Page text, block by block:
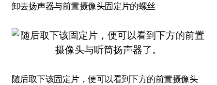
卸去扬声器与前置摄像头固定片的螺丝
随后取下该固定片，便可以看到下方的前置摄像头